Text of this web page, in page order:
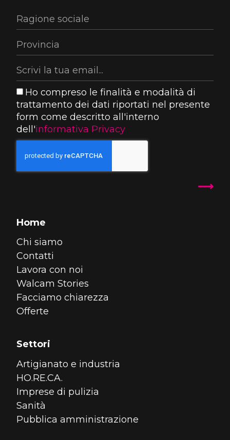
Ho compreso le finalità e modalità di
trattamento dei dati riportati nel presente
form come descritto all'interno
dell'informativa Privacy
Home
Chi siamo
Contatti
Lavora con noi
Walcam Stories
Facciamo chiarezza
Offerte
Settori
Artigianato e industria
HO.RE.CA.
Imprese di pulizia
Sanità
Pubblica amministrazione